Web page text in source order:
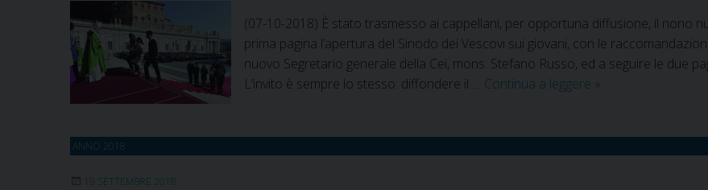
(07-10-2018) È stato trasmesso ai cappellani, per opportuna diffusione, il nono
prima pagina l’apertura del Sinodo dei Vescovi sui giovani, con le
nuovo Segretario generale della Cei, mons. Stefano Russo, ed a seguire le due
L’invito è sempre lo stesso: diffondere il … Continua a leggere In»
ANNO 2018
19 SETTEMBRE 2018